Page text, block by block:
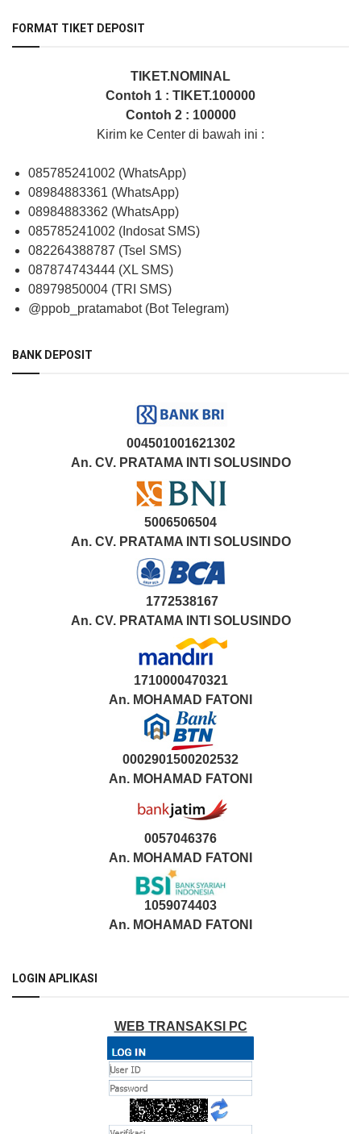
FORMAT TIKET DEPOSIT
TIKET.NOMINAL
Contoh 1 : TIKET.100000
Contoh 2 : 100000
Kirim ke Center di bawah ini :
085785241002 (WhatsApp)
08984883361 (WhatsApp)
08984883362 (WhatsApp)
085785241002 (Indosat SMS)
082264388787 (Tsel SMS)
087874743444 (XL SMS)
08979850004 (TRI SMS)
@ppob_pratamabot (Bot Telegram)
BANK DEPOSIT
004501001621302
An. CV. PRATAMA INTI SOLUSINDO
5006506504
An. CV. PRATAMA INTI SOLUSINDO
1772538167
An. CV. PRATAMA INTI SOLUSINDO
1710000470321
An. MOHAMAD FATONI
0002901500202532
An. MOHAMAD FATONI
0057046376
An. MOHAMAD FATONI
1059074403
An. MOHAMAD FATONI
LOGIN APLIKASI
WEB TRANSAKSI PC